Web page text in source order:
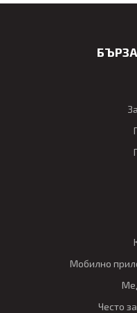
Мобилно
Често